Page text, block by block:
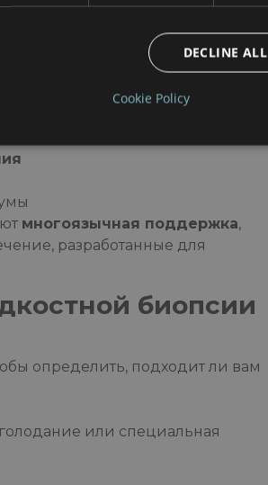
предоставлением комплексных
многоязычная поддержка,
разработанные для
биопсии
определить, подходит ли вам
или специальная
DECLINE ALL
Cookie Policy